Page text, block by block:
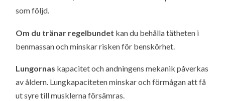
som följd.
Om du tränar regelbundet kan du behålla tätheten i
benmassan och minskar risken för benskörhet.
Lungornas kapacitet och andningens mekanik påverkas
av åldern. Lungkapaciteten minskar och förmågan att få
ut syre till musklerna försämras.